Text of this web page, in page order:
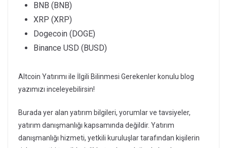
BNB (BNB)
XRP (XRP)
Dogecoin (DOGE)
Binance USD (BUSD)
Altcoin Yatırımı ile İlgili Bilinmesi Gerekenler konulu blog
yazımızı inceleyebilirsin!
Burada yer alan yatırım bilgileri, yorumlar ve tavsiyeler,
yatırım danışmanlığı kapsamında değildir. Yatırım
danışmanlığı hizmeti, yetkili kuruluşlar tarafından kişilerin